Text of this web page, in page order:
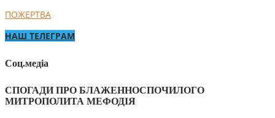
ПОЖЕРТВА
НАШ ТЕЛЕГРАМ
Соц.медіа
СПОГАДИ ПРО БЛАЖЕННОСПОЧИЛОГО
МИТРОПОЛИТА МЕФОДІЯ